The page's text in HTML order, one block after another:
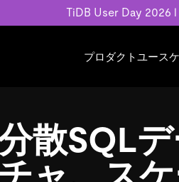
TiDB User Day 2026 l
プロダクト
換の分散データベースで高可用性と
ーラビリティを備え大規模データを
ムで処理できます。
ユース
インテリジェンスの活用
ワークロードの近代化
GenAI Applications
ブログ
ホワイトペーパー
アーカイブ動画
スライド
会社案内
キャリア
パートナー
散SQL